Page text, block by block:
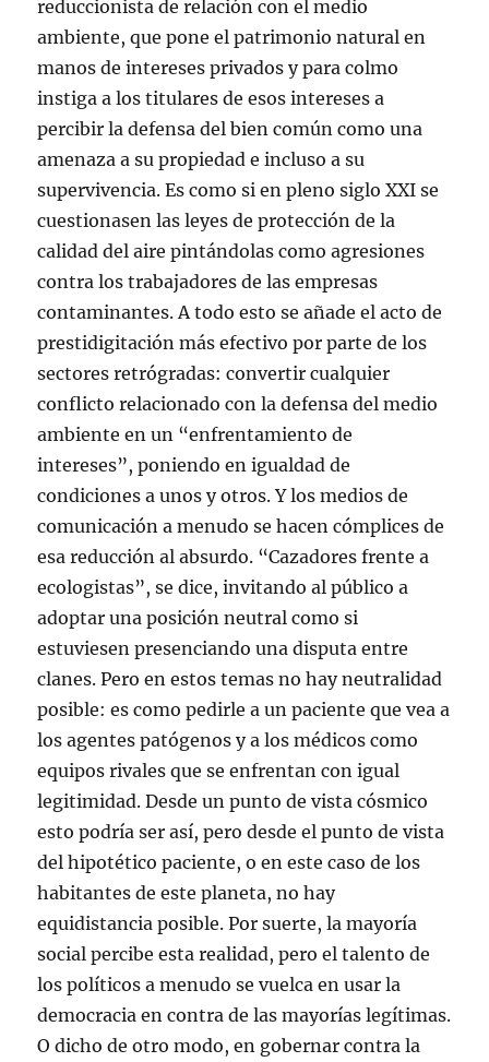
reduccionista de relación con el medio
ambiente, que pone el patrimonio natural en
manos de intereses privados y para colmo
instiga a los titulares de esos intereses a
percibir la defensa del bien común como una
amenaza a su propiedad e incluso a su
supervivencia. Es como si en pleno siglo XXI se
cuestionasen las leyes de protección de la
calidad del aire pintándolas como agresiones
contra los trabajadores de las empresas
contaminantes. A todo esto se añade el acto de
prestidigitación más efectivo por parte de los
sectores retrógradas: convertir cualquier
conflicto relacionado con la defensa del medio
ambiente en un “enfrentamiento de
intereses”, poniendo en igualdad de
condiciones a unos y otros. Y los medios de
comunicación a menudo se hacen cómplices de
esa reducción al absurdo. “Cazadores frente a
ecologistas”, se dice, invitando al público a
adoptar una posición neutral como si
estuviesen presenciando una disputa entre
clanes. Pero en estos temas no hay neutralidad
posible: es como pedirle a un paciente que vea a
los agentes patógenos y a los médicos como
equipos rivales que se enfrentan con igual
legitimidad. Desde un punto de vista cósmico
esto podría ser así, pero desde el punto de vista
del hipotético paciente, o en este caso de los
habitantes de este planeta, no hay
equidistancia posible. Por suerte, la mayoría
social percibe esta realidad, pero el talento de
los políticos a menudo se vuelca en usar la
democracia en contra de las mayorías legítimas.
O dicho de otro modo, en gobernar contra la